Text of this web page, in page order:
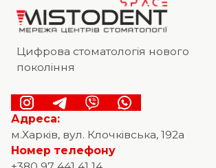
Цифрова стоматологія нового
покоління
Адреса:
м.Харків, вул. Клочківська, 192а
Номер телефону